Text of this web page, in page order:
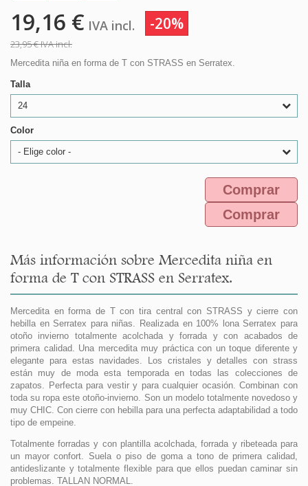
19,16 € IVA incl. -20%
23,95 €IVA incl.
Mercedita niña en forma de T con STRASS en Serratex.
Talla
24
Color
- Elige color -
Comprar
Comprar
Más información sobre Mercedita niña en
forma de T con STRASS en Serratex.
Mercedita en forma de T con tira central con STRASS y cierre con
hebilla en Serratex para niñas. Realizada en 100% lona Serratex para
otoño invierno totalmente acolchada y forrada y con acabados de
primera calidad. Una mercedita muy práctica con un toque diferente y
elegante para estas navidades. Los cristales y detalles con strass
están muy de moda esta temporada en todas las colecciones de
zapatos. Perfecta para vestir y para cualquier ocasión. Combinan con
toda su ropa este otoño-invierno. Son un modelo totalmente novedoso y
muy CHIC. Con cierre con hebilla para una perfecta adaptabilidad a todo
tipo de empeine.
Totalmente forradas y con plantilla acolchada, forrada y ribeteada para
un mayor confort. Suela o piso de goma a tono de primera calidad,
antideslizante y totalmente flexible para que ellos puedan caminar sin
problemas. TALLAN NORMAL.